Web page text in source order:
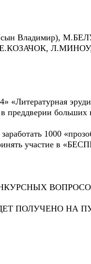
Владимир),
«Литературная
преддверии больших
1000
участие в
ПОЛУЧЕНО НА